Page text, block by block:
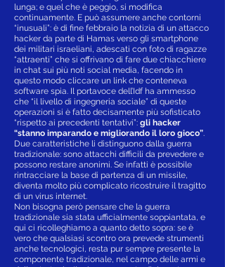
lunga; e quel che è peggio, si modifica
continuamente. E può assumere anche contorni
“inusuali”: è di fine febbraio la notizia di un attacco
hacker da parte di Hamas verso gli smartphone
dei militari israeliani, adescati con foto di ragazze
“attraenti” che si offrivano di fare due chiacchiere
in chat sui più noti social media, facendo in
questo modo cliccare un link che conteneva
software spia. Il portavoce dell’Idf ha ammesso
che “il livello di ingegneria sociale” di queste
operazioni si è fatto decisamente più sofisticato
“rispetto ai precedenti tentativi”: gli hacker
“stanno imparando e migliorando il loro gioco”.
Due caratteristiche li distinguono dalla guerra
tradizionale: sono attacchi difficili da prevedere e
possono restare anonimi. Se infatti è possibile
rintracciare la base di partenza di un missile,
diventa molto più complicato ricostruire il tragitto
di un virus internet.
Non bisogna però pensare che la guerra
tradizionale sia stata ufficialmente soppiantata, e
qui ci ricolleghiamo a quanto detto sopra: se è
vero che qualsiasi scontro ora prevede strumenti
anche tecnologici, resta pur sempre presente la
componente tradizionale, nel campo delle armi e